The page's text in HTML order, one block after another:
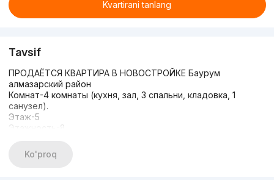
Kvartirani tanlang
Tavsif
ПРОДАЁТСЯ КВАРТИРА В НОВОСТРОЙКЕ Баурум
алмазарский район
Комнат-4 комнаты (кухня, зал, 3 спальни, кладовка, 1
санузел).
Этаж-5
Этажность-8
(стиральная, сушильная, посудомойка, духовка,
холодильник,
Ko'proq